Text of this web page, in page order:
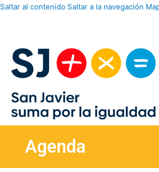
Saltar al contenido Saltar a la navegación
Agenda